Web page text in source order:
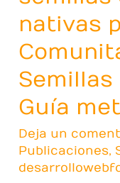
nativas
Semillas
Guía
Deja un
Publicaciones,
metodológica